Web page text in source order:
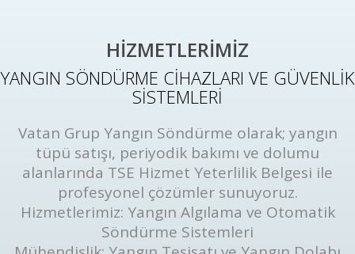
HİZMETLERİMİZ
YANGIN SÖNDÜRME CİHAZLARI VE GÜVENLİK
SİSTEMLERİ
Vatan Grup Yangın Söndürme olarak; yangın
tüpü satışı, periyodik bakımı ve dolumu
alanlarında TSE Hizmet Yeterlilik Belgesi ile
profesyonel çözümler sunuyoruz.
Hizmetlerimiz: Yangın Algılama ve Otomatik
Söndürme Sistemleri